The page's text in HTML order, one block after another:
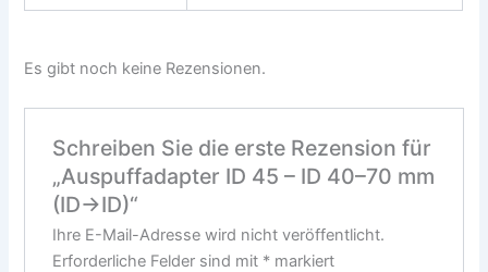
Es gibt noch keine Rezensionen.
Schreiben Sie die erste Rezension für
„Auspuffadapter ID 45 – ID 40–70 mm
(ID→ID)“
Ihre E-Mail-Adresse wird nicht veröffentlicht.
Erforderliche Felder sind mit *markiert